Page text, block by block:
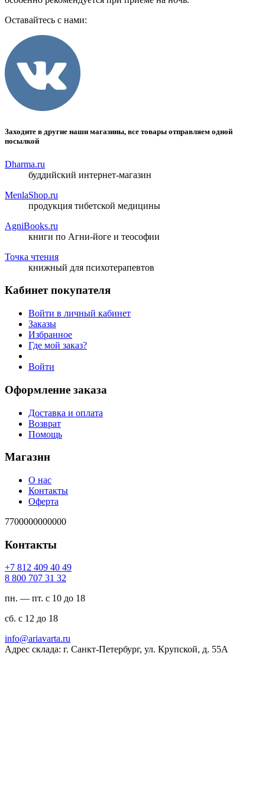
Оставайтесь с нами:
Заходите в другие наши магазины, все товары отправляем одной
посылкой
Dharma.ru
буддийский интернет-магазин
MenlaShop.ru
продукция тибетской медицины
AgniBooks.ru
книги по Агни-йоге и теософии
Точка чтения
книжный для психотерапевтов
Кабинет покупателя
Войти в личный кабинет
Заказы
Избранное
Где мой заказ?
Войти
Оформление заказа
Доставка и оплата
Возврат
Помощь
Магазин
О нас
Контакты
Оферта
7700000000000
Контакты
94 04 904 218 7+
23 13 707 008 8
пн. — пт. с 10 до 18
сб. с 12 до 18
ur.atravaira@ofni
Адрес склада: г. Санкт-Петербург, ул. Крупской, д. 55А